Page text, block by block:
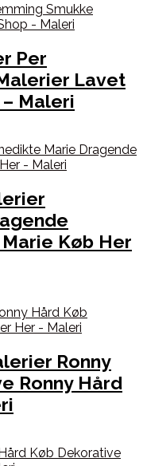
Per
Lavet
Maleri
Køb Her
Ronny
Ronny Hård